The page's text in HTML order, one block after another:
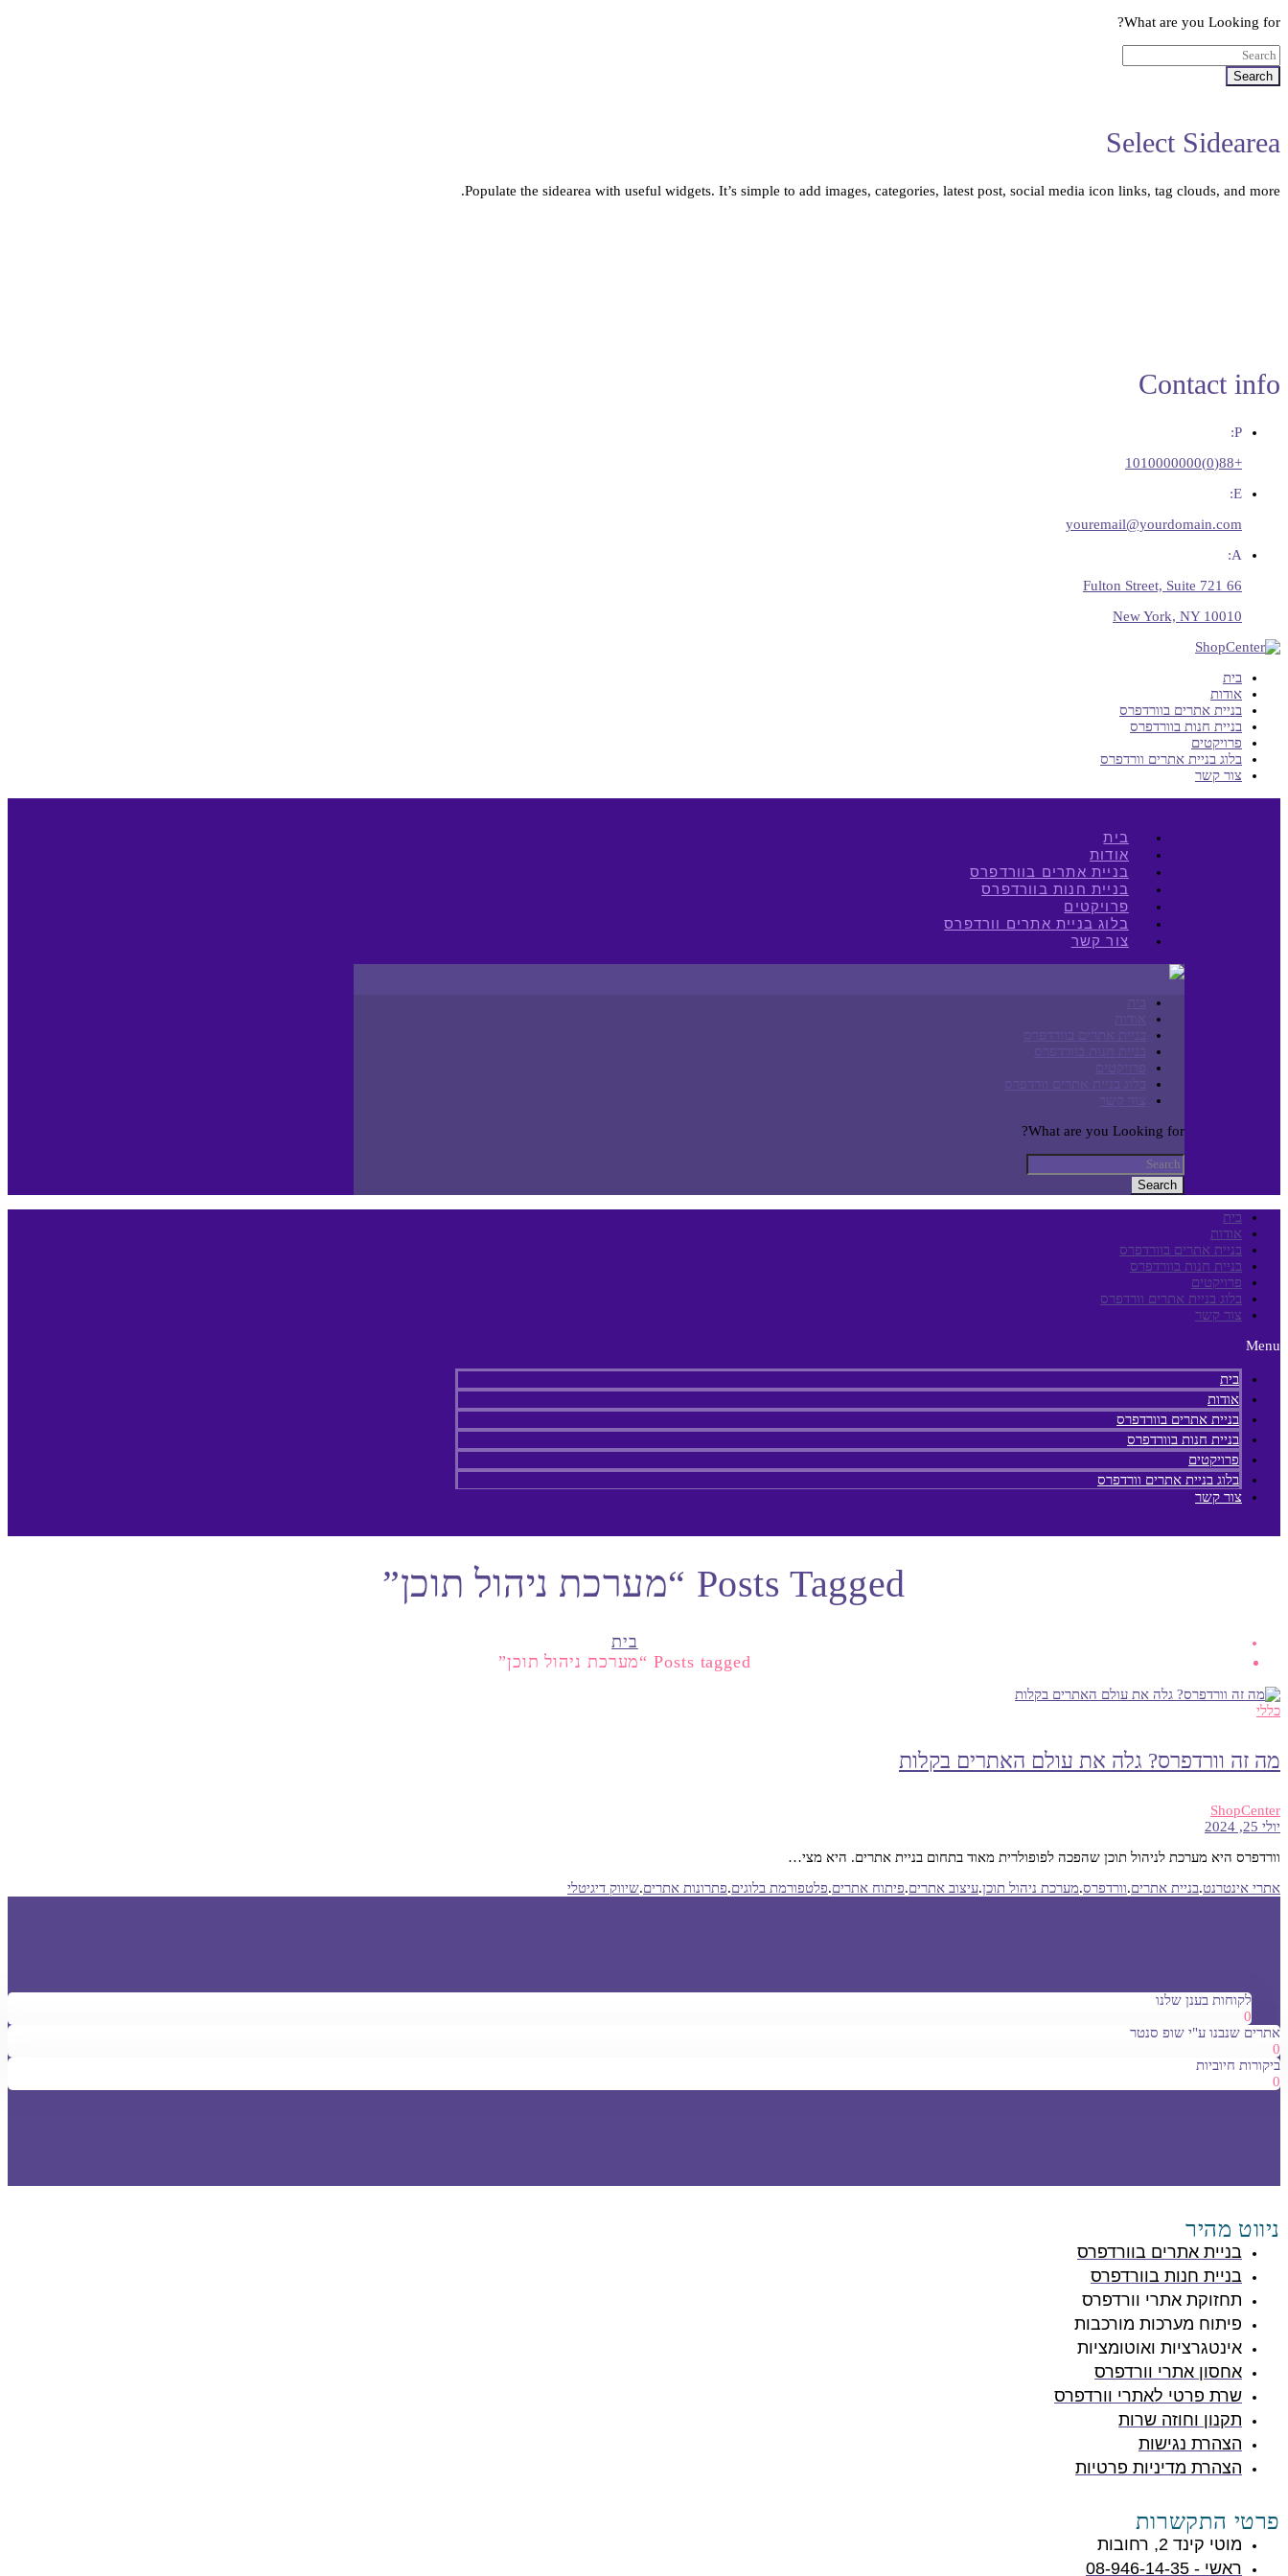
What are you Looking for?
Search
Select Sidearea
Populate the sidearea with useful widgets. It’s simple to add images, categories, latest post, social media icon links, tag clouds, and more.
Contact info
P:
+88(0)1010000000
E:
youremail@yourdomain.com
A:
66 Fulton Street, Suite 721
New York, NY 10010
בית
אודות
בניית אתרים בוורדפרס
בניית חנות בוורדפרס
פרויקטים
בלוג בניית אתרים וורדפרס
צור קשר
בית
אודות
בניית אתרים בוורדפרס
בניית חנות בוורדפרס
פרויקטים
בלוג בניית אתרים וורדפרס
צור קשר
בית
אודות
בניית אתרים בוורדפרס
בניית חנות בוורדפרס
פרויקטים
בלוג בניית אתרים וורדפרס
צור קשר
What are you Looking for?
Search
בית
אודות
בניית אתרים בוורדפרס
בניית חנות בוורדפרס
פרויקטים
בלוג בניית אתרים וורדפרס
צור קשר
Menu
בית
אודות
בניית אתרים בוורדפרס
בניית חנות בוורדפרס
פרויקטים
בלוג בניית אתרים וורדפרס
צור קשר
Posts Tagged “מערכת ניהול תוכן”
בית
Posts tagged “מערכת ניהול תוכן”
כללי
מה זה וורדפרס? גלה את עולם האתרים בקלות
ShopCenter
יולי 25, 2024
וורדפרס היא מערכת לניהול תוכן שהפכה לפופולרית מאוד בתחום בניית אתרים. היא מצי…
אתרי אינטרנט.בניית אתרים.וורדפרס.מערכת ניהול תוכן.עיצוב אתרים.פיתוח אתרים.פלטפורמת בלוגים.פתרונות אתרים.שיווק דיגיטלי
לקוחות בענן שלנו
0
אתרים שנבנו ע"י שופ סנטר
0
ביקורות חיוביות
0
ניווט מהיר
בניית אתרים בוורדפרס
בניית חנות בוורדפרס
תחזוקת אתרי וורדפרס
פיתוח מערכות מורכבות
אינטגרציות ואוטומציות
אחסון אתרי וורדפרס
שרת פרטי לאתרי וורדפרס
תקנון וחוזה שרות
הצהרת נגישות
הצהרת מדיניות פרטיות
פרטי התקשרות
מוטי קינד 2, רחובות
ראשי - 08-946-14-35